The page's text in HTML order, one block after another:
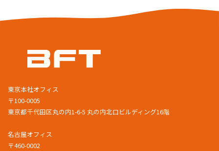
東京本社オフィス
〒100-0005
東京都千代田区丸の内1-6-5 丸の内北口ビルディング16階
名古屋オフィス
〒460-0002